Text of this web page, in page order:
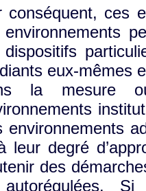
conséquent, ces
environnements
dispositifs
eux-mêmes
la mesure
environnements
leur degré
des